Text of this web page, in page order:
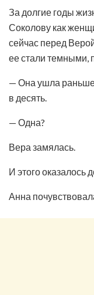
За долгие годы
Соколову как
сейчас перед
ее стали темными,
— Она ушла
в десять.
— Одна?
Вера замялась.
И этого оказалось
Анна